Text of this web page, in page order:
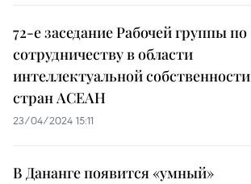
72-е заседание Рабочей группы по
сотрудничеству в области
интеллектуальной собственности
стран АСЕАН
23/04/2024 15:11
В Дананге появится «умный»